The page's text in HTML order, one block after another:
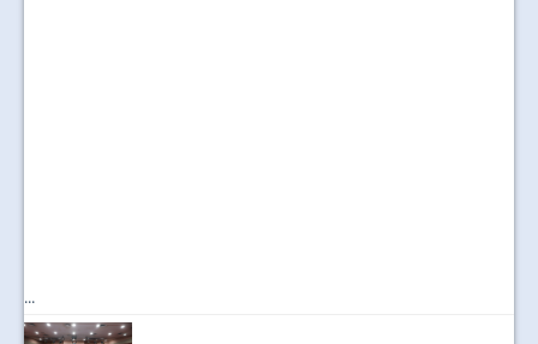
...